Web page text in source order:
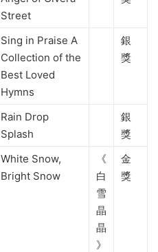
Street
Sing in Praise A
Collection of the
Best Loved
Hymns
銀
獎
Rain Drop
Splash
銀
獎
White Snow,
Bright Snow
《
白
雪
晶
晶
》
金
獎